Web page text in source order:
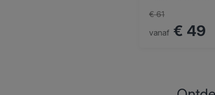
vanaf € 49
€ 61